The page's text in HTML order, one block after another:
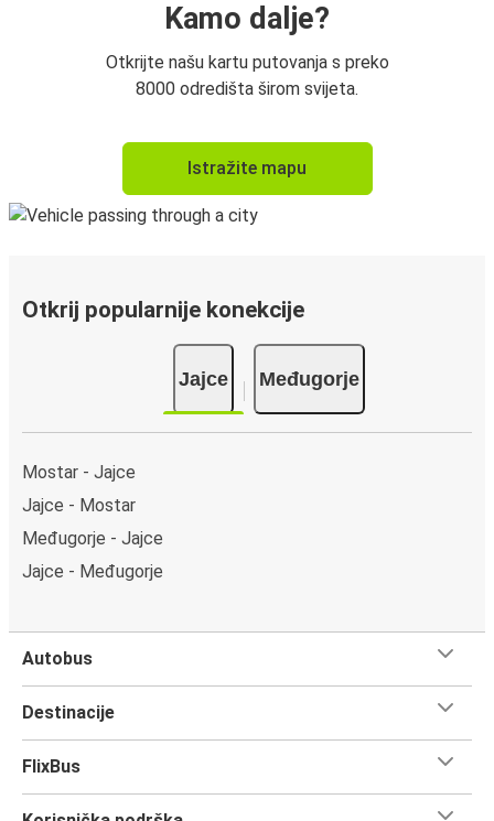
Kamo dalje?
Otkrijte našu kartu putovanja s preko
8000 odredišta širom svijeta.
Istražite mapu
Otkrij popularnije konekcije
Jajce Međugorje
Mostar - Jajce
Jajce - Mostar
Međugorje - Jajce
Jajce - Međugorje
Autobus
Destinacije
FlixBus